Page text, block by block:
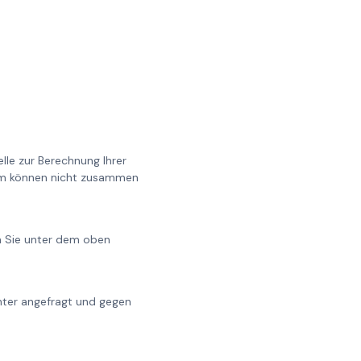
zur Berechnung Ihrer
können nicht zusammen
unter dem oben
angefragt und gegen